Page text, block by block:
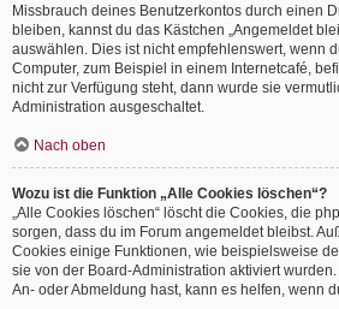
Missbrauch deines Benutzerkontos durch einen
bleiben, kannst du das Kästchen „Angemeldet
auswählen. Dies ist nicht empfehlenswert, wenn
Computer, zum Beispiel in einem Internetcafé,
nicht zur Verfügung steht, dann wurde sie
Administration ausgeschaltet.
Nach oben
Wozu ist die Funktion „Alle Cookies löschen“?
„Alle Cookies löschen“ löscht die Cookies, die
sorgen, dass du im Forum angemeldet bleibst.
Cookies einige Funktionen, wie beispielsweise
sie von der Board-Administration aktiviert
An- oder Abmeldung hast, kann es helfen, wenn